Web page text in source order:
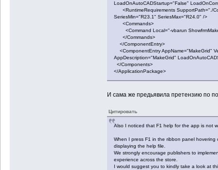
LoadOnAutoCADStartup="False"
<RuntimeRequirements SupportPath="./
SeriesMin="R23.1" SeriesMax="R24.0" />
<Commands>
<Command Local="-vbarun
</Commands>
</ComponentEntry>
<ComponentEntry AppName="MakeGrid"
AppDescription="MakeGrid"
</Components>
</ApplicationPackage>
И сама же предьявила претензию по
Цитировать
Also I noticed that F1 help for the app is not
When I press F1 in the ribbon panel
displaying the help file.
We strongly encourage publishers to
experience across the store.
I would suggest you to kindly take a look at